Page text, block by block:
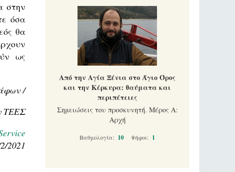
στην
όσα
θα
ως
/
ΤΕΕΣ
2021
Από την Αγία Ξένια στο Άγιο Όρος
και την Κέρκυρα: θαύματα και
περιπέτειες
Σημειώσεις του προσκυνητή. Μέρος Α:
Αρχή
Βαθμολογία: 10 Ψήφοι: 1